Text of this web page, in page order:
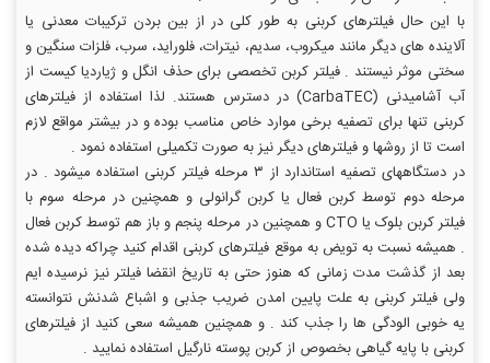
با این حال فیلترهای کربنی به طور کلی در از بین بردن ترکیبات معدنی یا
آلاینده های دیگر مانند میکروب، سدیم، نیترات، فلوراید، سرب، فلزات سنگین و
سختی موثر نیستند . فیلتر کربن تخصصی برای حذف انگل و ژیاردیا کیست از
آب آشامیدنی (CarbaTEC) در دسترس هستند. لذا استفاده از فیلترهای
کربنی تنها برای تصفیه برخی موارد خاص مناسب بوده و در بیشتر مواقع لازم
است تا از روشها و فیلترهای دیگر نیز به صورت تکمیلی استفاده نمود .
در دستگاههای تصفیه استاندارد از ۳ مرحله فیلتر کربنی استفاده میشود . در
مرحله دوم توسط کربن فعال یا کربن گرانولی و همچنین در مرحله سوم با
فیلتر کربن بلوک یا CTO و همچنین در مرحله پنجم و باز هم توسط کربن فعال
. همیشه نسبت به تویض به موقع فیلترهای کربنی اقدام کنید چراکه دیده شده
بعد از گذشت مدت زمانی که هنوز حتی به تاریخ انقضا فیلتر نیز نرسیده ایم
ولی فیلتر کربنی به علت پایین امدن ضریب جذبی و اشباع شدنش نتوانسته
یه خوبی الودگی ها را جذب کند . و همچنین همیشه سعی کنید از فیلترهای
کربنی با پایه گیاهی بخصوص از کربن پوسته نارگیل استفاده نمایید .